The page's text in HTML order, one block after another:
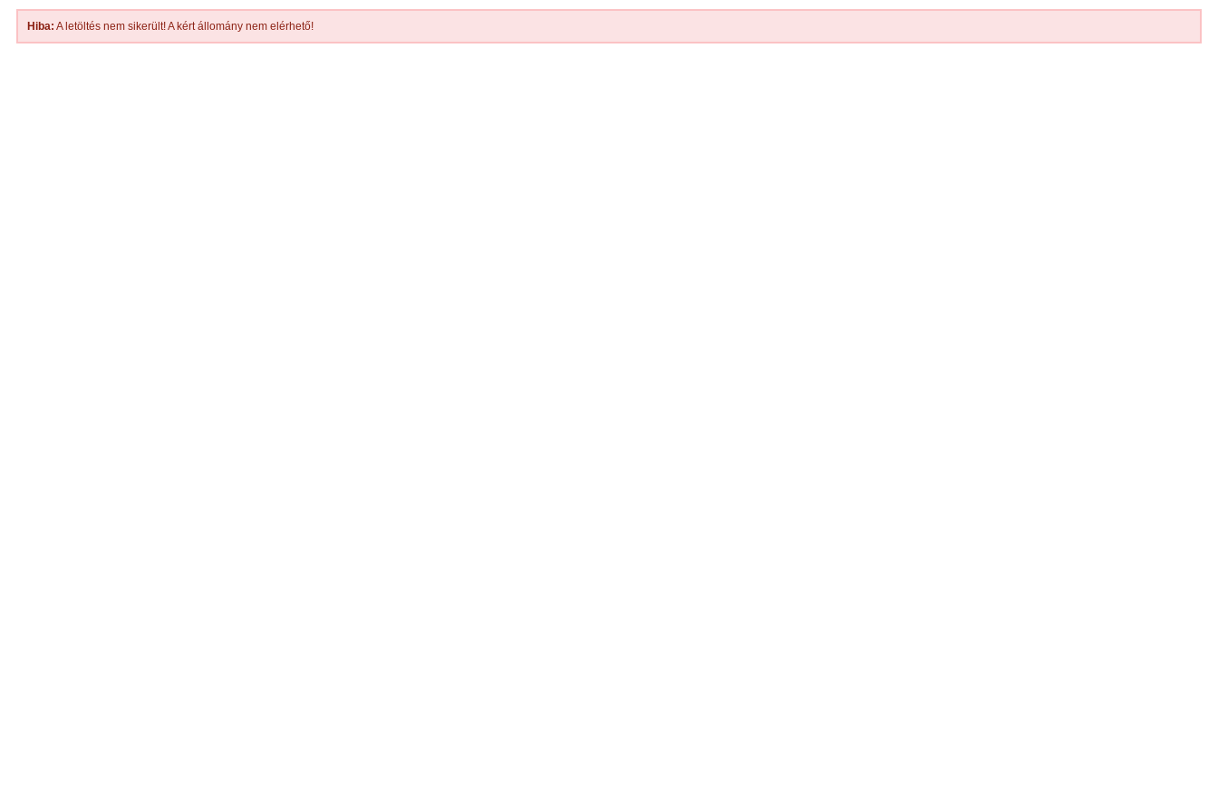
Hiba: A letöltés nem sikerült! A kért állomány nem elérhető!